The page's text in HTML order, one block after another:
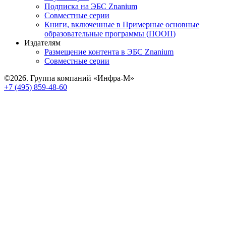
Подписка на ЭБС Znanium
Совместные серии
Книги, включенные в Примерные основные
образовательные программы (ПООП)
Издателям
Размещение контента в ЭБС Znanium
Совместные серии
©2026. Группа компаний «Инфра-М»
+7 (495) 859-48-60